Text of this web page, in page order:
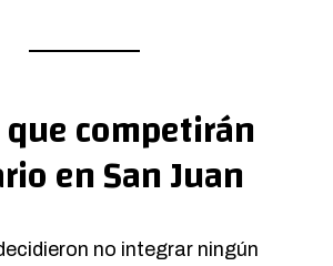
competirán
en San Juan
no integrar ningún